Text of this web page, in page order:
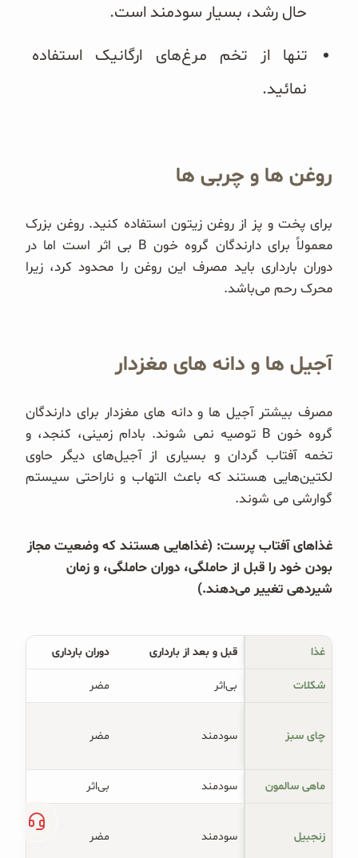
حال رشد، بسیار سودمند است.
تنها از تخم مرغ‌های ارگانیک استفاده
نمائید.
روغن ها و چربی ها
برای پخت و پز از روغن زیتون استفاده کنید. روغن بزرک
معمولاً برای دارندگان گروه خون B بی اثر است اما در
دوران بارداری باید مصرف این روغن را محدود کرد، زیرا
محرک رحم می‌باشد.
آجیل ها و دانه های مغزدار
مصرف بیشتر آجیل ها و دانه های مغزدار برای دارندگان
گروه خون B توصیه نمی شوند. بادام زمینی، کنجد، و
تخمه آفتاب گردان و بسیاری از آجیل‌های دیگر حاوی
لکتین‌هایی هستند که باعث التهاب و ناراحتی سیستم
گوارشی می شوند.
غذاهای آفتاب پرست: (غذاهایی هستند که وضعیت مجاز
بودن خود را قبل از حاملگی، دوران حاملگی، و زمان
شیردهی تغییر می‌دهند.)
غذا قبل و بعد از بارداری دوران بارداری
شکلات بی‌اثر مضر
چای سبز سودمند مضر
ماهی سالمون سودمند بی‌اثر
زنجبیل سودمند مضر